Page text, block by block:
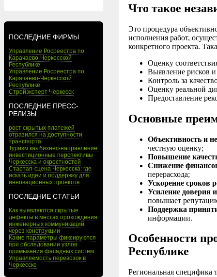
ПОСЛЕДНИЕ ФИРМЫ
Управление Росреестра по
Карачаево-Черкесской
Республике
Управление Росреестра по
Карачаево-Черкесской
Республике
Стройэксперт Черкесск
ПОСЛЕДНИЕ ПРЕСС-
РЕЛИЗЫ
рост скрытых платежей
отразился на доступности
транспорта
Туризм как бизнес-направление:
инвестиционные перспективы
Черкесска и окрестностей
Стартап-сцена Черкесска: где
искать идеи и поддержку для
инновационных проектов
ПОСЛЕДНИЕ СТАТЬИ
Как выявляются скрытые
дефекты в местах прохождения
инженерных коммуникаций
через конструкции
Какие параметры фиксируются
при обследовании узлов
примыкания фасадных систем
Управляемость перевозок в
Черкесске
Что такое
Это процедура
исполнения работ,
конкретного проекта.
Оценку
Выявление рисков и
Контроль за
Оценку реальной
Предоставление
Основные
Объективность и
честную оценку;
Повышение
Снижение
перерасхода;
Ускорение сроков
Усиление доверия
повышает
Поддержка
информации.
Особенности
Республике
Региональная специфика